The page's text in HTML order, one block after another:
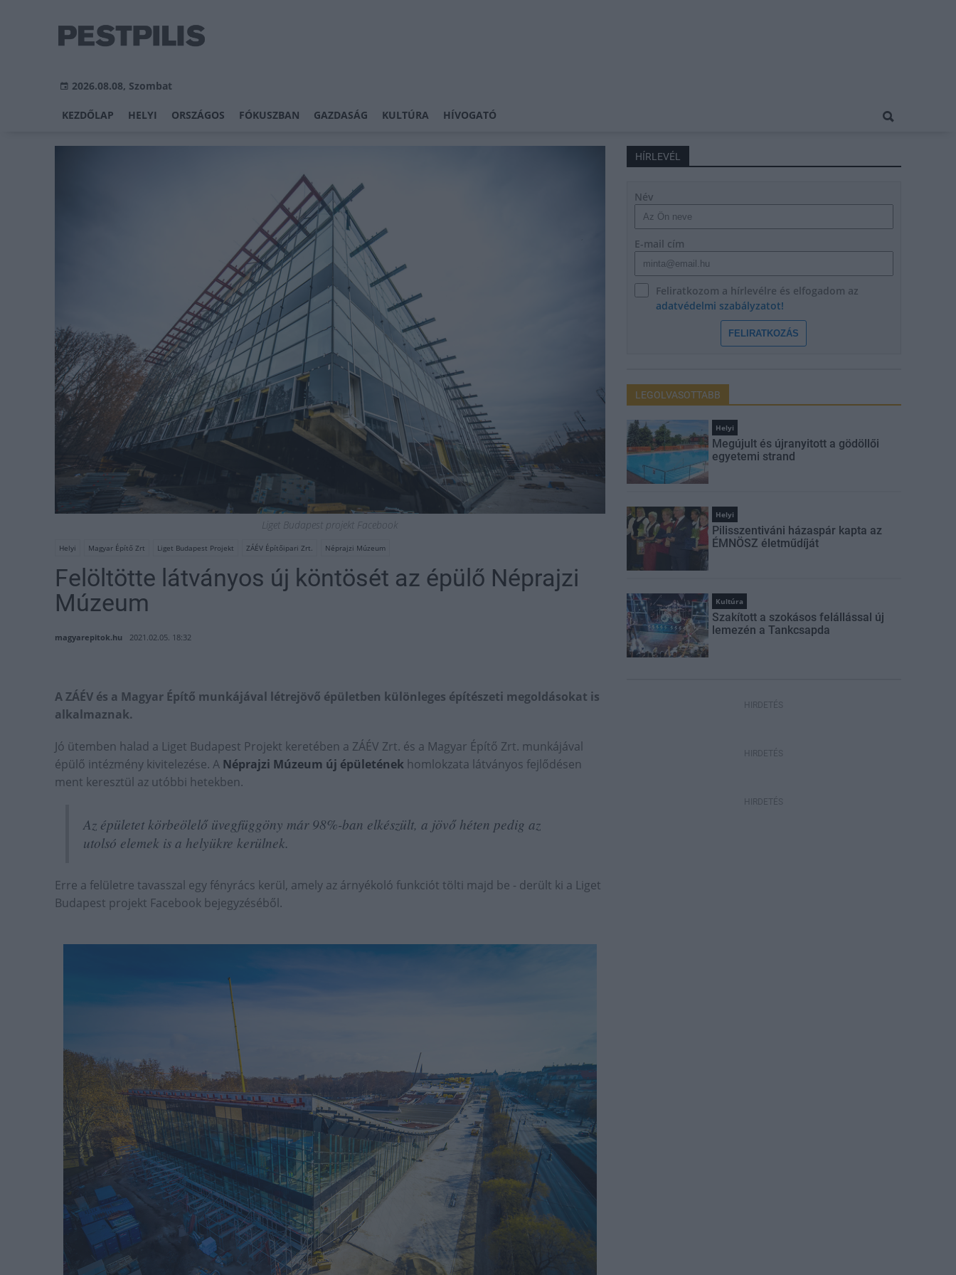
2026.08.08, Szombat
KEZDŐLAP HELYI ORSZÁGOS FÓKUSZBAN GAZDASÁG KULTÚRA HÍVOGATÓ
Liget Budapest projekt Facebook
Helyi Magyar Építő Zrt Liget Budapest Projekt ZÁÉV Építőipari Zrt. Néprajzi Múzeum
Felöltötte látványos új köntösét az épülő Néprajzi
Múzeum
magyarepitok.hu 2021.02.05. 18:32
A ZÁÉV és a Magyar Építő munkájával létrejövő épületben különleges építészeti megoldásokat is
alkalmaznak.
Jó ütemben halad a Liget Budapest Projekt keretében a ZÁÉV Zrt. és a Magyar Építő Zrt. munkájával
épülő intézmény kivitelezése. A Néprajzi Múzeum új épületének homlokzata látványos fejlődésen
ment keresztül az utóbbi hetekben.
Az épületet körbeölelő üvegfüggöny már 98%-ban elkészült, a jövő héten pedig az
utolsó elemek is a helyükre kerülnek.
Erre a felületre tavasszal egy fényrács kerül, amely az árnyékoló funkciót tölti majd be - derült ki a Liget
Budapest projekt Facebook bejegyzéséből.
HÍRLEVÉL
Név
E-mail cím
Feliratkozom a hírlevélre és elfogadom az
adatvédelmi szabályzatot!
FELIRATKOZÁS
LEGOLVASOTTABB
Helyi
Megújult és újranyitott a gödöllői
egyetemi strand
Helyi
Pilisszentiváni házaspár kapta az
ÉMNÖSZ életműdíját
Kultúra
Szakított a szokásos felállással új
lemezén a Tankcsapda
HIRDETÉS
HIRDETÉS
HIRDETÉS